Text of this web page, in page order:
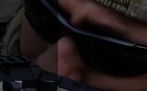
Un
sera
la